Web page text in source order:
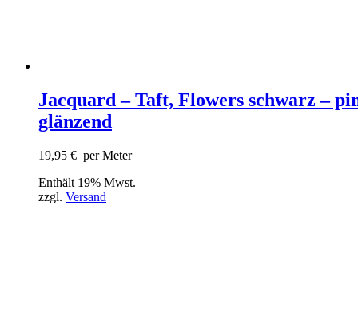
Jacquard – Taft, Flowers schwarz –
glänzend
19,95 € per Meter
Enthält 19% Mwst.
zzgl. Versand